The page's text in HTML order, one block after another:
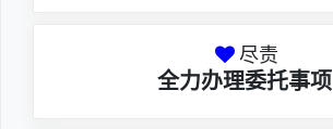
尽责
全力办理委托事项